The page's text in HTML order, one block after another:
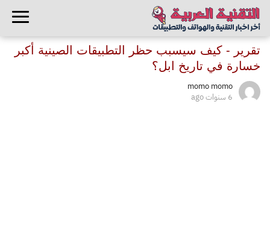
تقرير - كيف سيسبب حظر التطبيقات الصينية أكبر
خسارة في تاريخ ابل؟
momo momo
6 سنوات ago